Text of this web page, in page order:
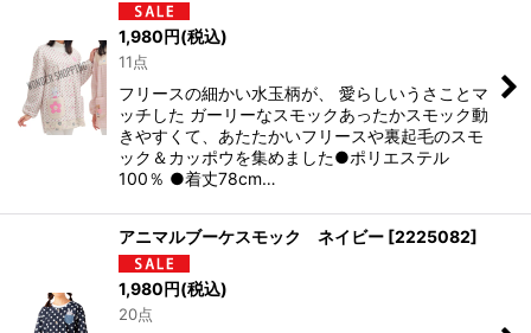
1,980円(税込)
11点
フリースの細かい水玉柄が、 愛らしいうさことマ
ッチした ガーリーなスモックあったかスモック動
きやすくて、あたたかいフリースや裏起毛のスモ
ック＆カッポウを集めました●ポリエステル
100％ ●着丈78cm…
アニマルブーケスモック ネイビー [2225082]
1,980円(税込)
20点